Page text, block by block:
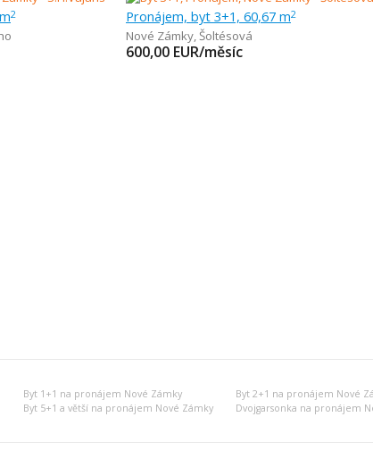
2 Pronájem, byt 3+1, 60,67 m2
Nové Zámky,Šoltésová
600,00 EUR/měsíc
Byt 1+1 na pronájem Nové Zámky Byt 2+1 na pronájem Nové
Byt 5+1 a větší na pronájem Nové Zámky Dvojgarsonka na pronájem